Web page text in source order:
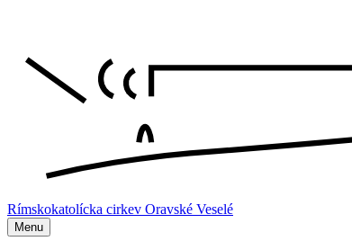
Rímskokatolícka cirkev Oravské Veselé
Menu